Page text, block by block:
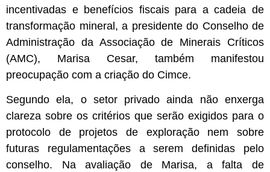
incentivadas e benefícios fiscais para a cadeia de
transformação mineral, a presidente do Conselho de
Administração da Associação de Minerais Críticos
(AMC), Marisa Cesar, também manifestou
preocupação com a criação do Cimce.
Segundo ela, o setor privado ainda não enxerga
clareza sobre os critérios que serão exigidos para o
protocolo de projetos de exploração nem sobre
futuras regulamentações a serem definidas pelo
conselho. Na avaliação de Marisa, a falta de